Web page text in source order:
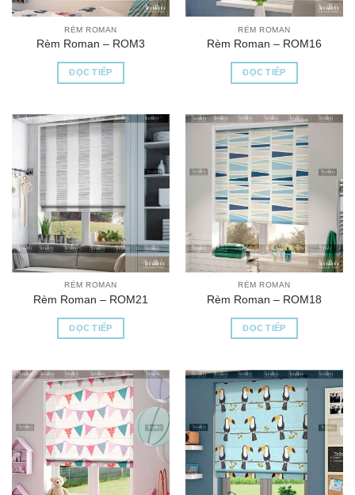
RÈM ROMAN
Rèm Roman – ROM3
ĐỌC TIẾP
RÈM ROMAN
Rèm Roman – ROM16
ĐỌC TIẾP
RÈM ROMAN
Rèm Roman – ROM21
ĐỌC TIẾP
RÈM ROMAN
Rèm Roman – ROM18
ĐỌC TIẾP